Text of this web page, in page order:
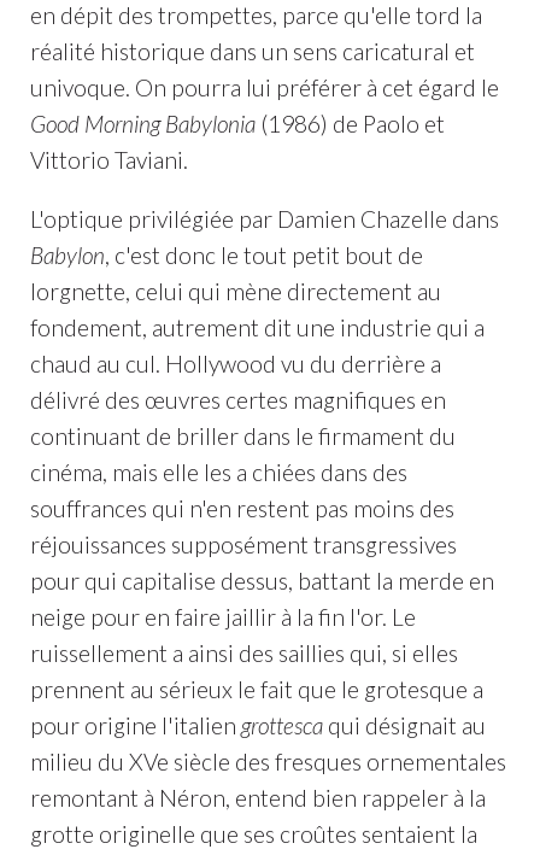
en dépit des trompettes, parce qu'elle tord la
réalité historique dans un sens caricatural et
univoque. On pourra lui préférer à cet égard le
Good Morning Babylonia(1986) de Paolo et
Vittorio Taviani.
L'optique privilégiée par Damien Chazelle dans
Babylon, c'est donc le tout petit bout de
lorgnette, celui qui mène directement au
fondement, autrement dit une industrie qui a
chaud au cul. Hollywood vu du derrière a
délivré des œuvres certes magnifiques en
continuant de briller dans le firmament du
cinéma, mais elle les a chiées dans des
souffrances qui n'en restent pas moins des
réjouissances supposément transgressives
pour qui capitalise dessus, battant la merde en
neige pour en faire jaillir à la fin l'or. Le
ruissellement a ainsi des saillies qui, si elles
prennent au sérieux le fait que le grotesque a
pour origine l'italien grottescaqui désignait au
milieu du XVe siècle des fresques ornementales
remontant à Néron, entend bien rappeler à la
grotte originelle que ses croûtes sentaient la